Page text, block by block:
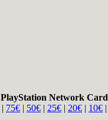
PlayStation Network Card
| 75€ | 50€ | 25€ | 20€ | 10€ |